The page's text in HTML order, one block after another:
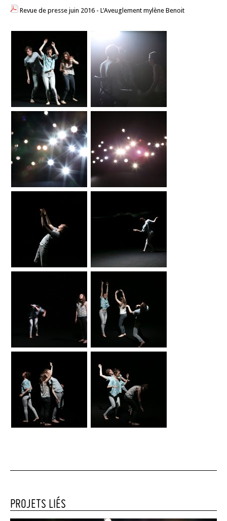
Revue de presse juin 2016 - L'Aveuglement mylène Benoit
PROJETS LIÉS